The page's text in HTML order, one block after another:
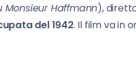
Monsieur Haffmann),
del 1942. Il film va in